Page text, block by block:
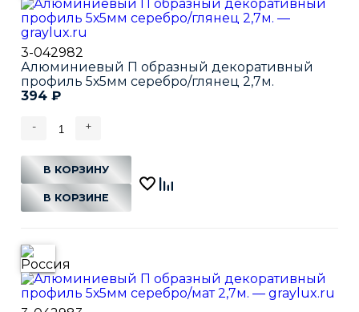
3-042982
Алюминиевый П образный декоративный
профиль 5х5мм серебро/глянец 2,7м.
394 ₽
- +
В КОРЗИНУ
В КОРЗИНЕ